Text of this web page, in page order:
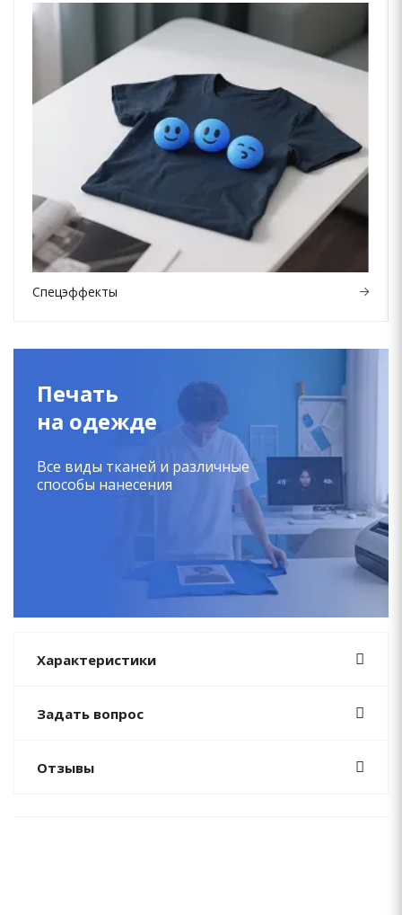
Спецэффекты
Печать
на одежде
Все виды тканей и различные
способы нанесения
Характеристики
Задать вопрос
Отзывы